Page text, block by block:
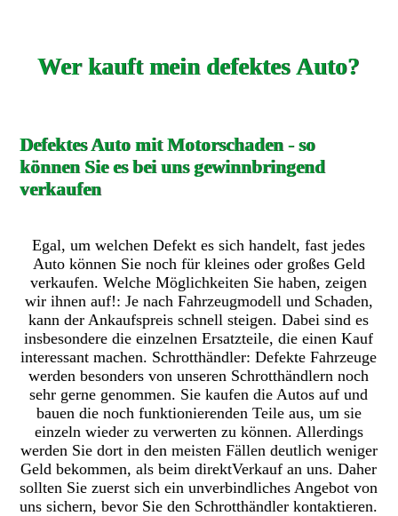
Wer kauft mein defektes Auto?
Defektes Auto mit Motorschaden - so
können Sie es bei uns gewinnbringend
verkaufen
Egal, um welchen Defekt es sich handelt, fast jedes
Auto können Sie noch für kleines oder großes Geld
verkaufen. Welche Möglichkeiten Sie haben, zeigen
wir ihnen auf!: Je nach Fahrzeugmodell und Schaden,
kann der Ankaufspreis schnell steigen. Dabei sind es
insbesondere die einzelnen Ersatzteile, die einen Kauf
interessant machen. Schrotthändler: Defekte Fahrzeuge
werden besonders von unseren Schrotthändlern noch
sehr gerne genommen. Sie kaufen die Autos auf und
bauen die noch funktionierenden Teile aus, um sie
einzeln wieder zu verwerten zu können. Allerdings
werden Sie dort in den meisten Fällen deutlich weniger
Geld bekommen, als beim direktVerkauf an uns. Daher
sollten Sie zuerst sich ein unverbindliches Angebot von
uns sichern, bevor Sie den Schrotthändler kontaktieren.